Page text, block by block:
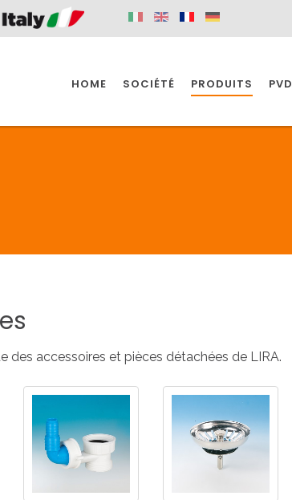
HOME SOCIÉTÉ PRODUITS
SPAZIO BAIN SPAZIO INDUSTRIE
BONDES ACCESSORIES
NEWS 2025
des accessoires et pièces détachées de LIRA.